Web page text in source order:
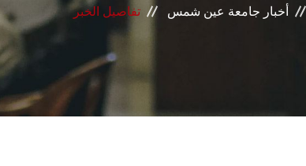
أخبار جامعة عين شمس تفاصيل الخبر